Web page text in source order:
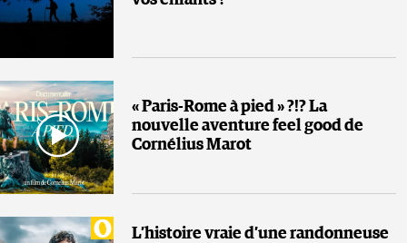
« Paris-Rome à pied » ?!? La
nouvelle aventure feel good de
Cornélius Marot
L’histoire vraie d’une randonneuse